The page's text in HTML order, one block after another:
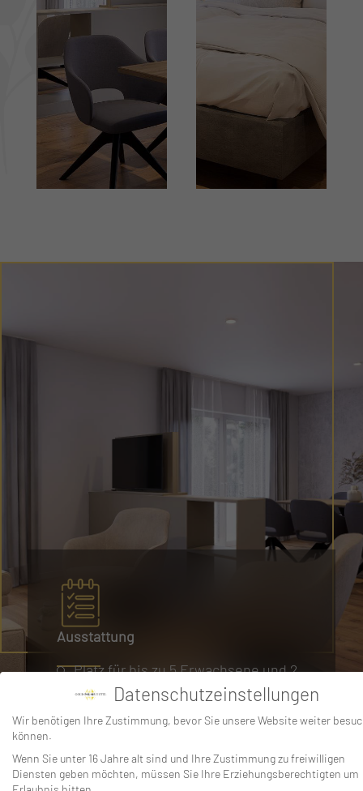
Ausstattung
Platz für bis zu 5 Erwachsene und 2
Kinder
großes Schlafsofa im Wohnzimmer
Voll ausgestattete Küche
Induktionsherd
Datenschutzeinstellungen
Wir benötigen Ihre Zustimmung, bevor Sie unsere Website weiter
können.
Wenn Sie unter 16 Jahre alt sind und Ihre Zustimmung zu freiwilligen
Diensten geben möchten, müssen Sie Ihre Erziehungsberechtigten um